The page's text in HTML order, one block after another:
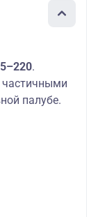
.
частичными
палубе.